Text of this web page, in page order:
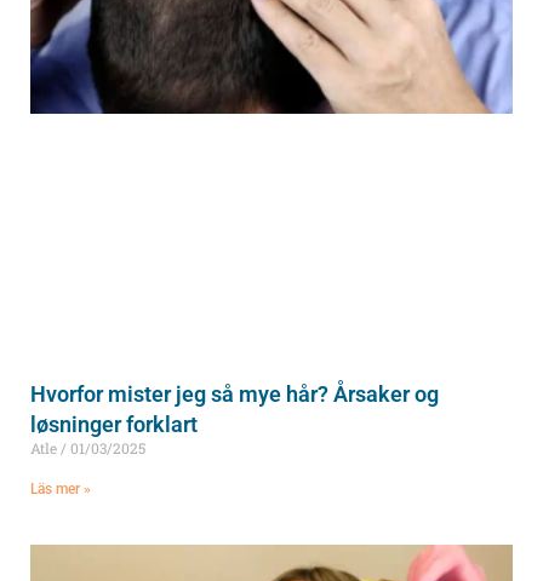
Hvorfor mister jeg så mye hår? Årsaker og
løsninger forklart
Atle 01/03/2025
Läs mer »